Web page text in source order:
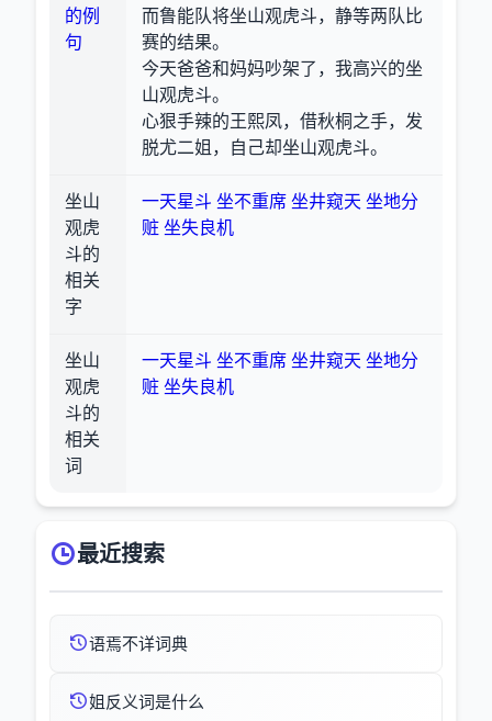
的例
句
而鲁能队将坐山观虎斗，静等两队比
赛的结果。
今天爸爸和妈妈吵架了，我高兴的坐
山观虎斗。
心狠手辣的王熙凤，借秋桐之手，发
脱尤二姐，自己却坐山观虎斗。
坐山
观虎
斗的
相关
字
一天星斗 坐不重席 坐井窥天 坐地分
赃 坐失良机
坐山
观虎
斗的
相关
词
一天星斗 坐不重席 坐井窥天 坐地分
赃 坐失良机
最近搜索
语焉不详词典
姐反义词是什么